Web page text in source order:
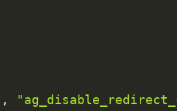
,